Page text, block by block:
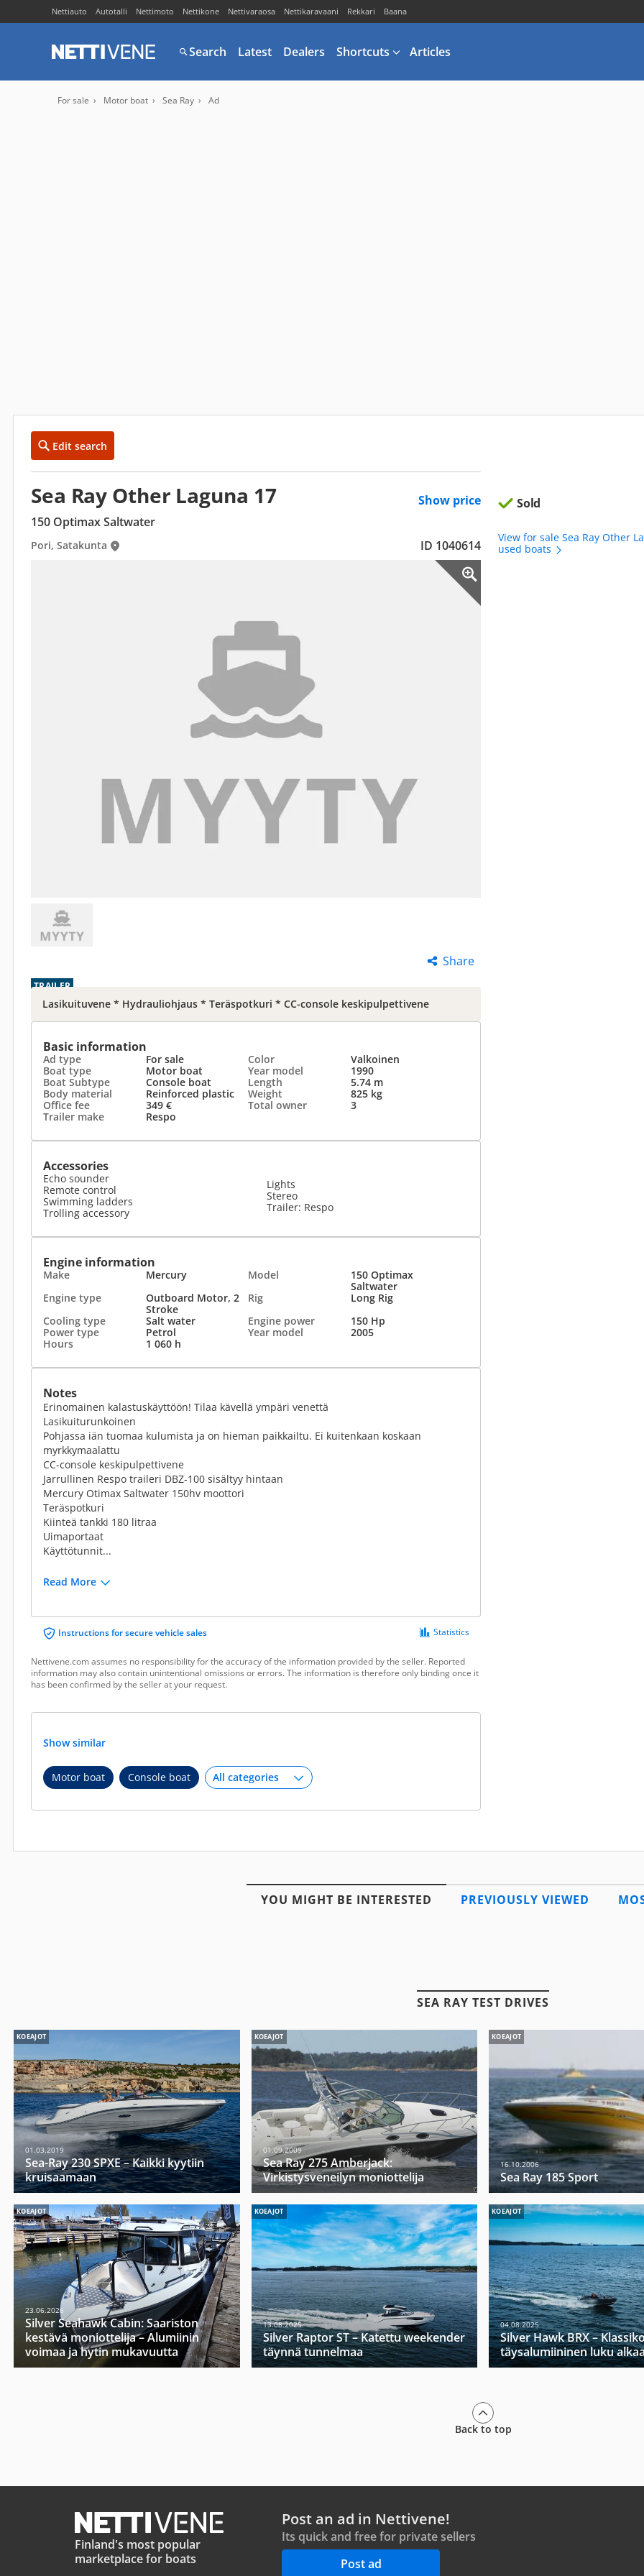
Nettiauto Autotalli Nettimoto Nettikone Nettivaraosa Nettikaravaani Rekkari Baana
Search Latest Dealers Shortcuts Articles
For sale Motor boat Sea Ray Ad
Edit search
Sea Ray Other Laguna 17
Show price
150 Optimax Saltwater
Pori, Satakunta ID 1040614
Share
TRAILER
Lasikuituvene * Hydrauliohjaus * Teräspotkuri * CC-console keskipulpettivene
Basic information
Ad type For sale Color
Valkoinen
Boat type
Motor boat Year model
1990
Boat Subtype
Console boat Length
5.74 m
Body material
Reinforced plastic Weight
825 kg
Office fee
349 € Total owner
3
Trailer make
Respo
Accessories
Echo sounder
Remote control
Swimming ladders
Trolling accessory
Lights
Stereo
Trailer: Respo
Engine information
Make Mercury Model
150 Optimax
Saltwater
Engine type
Outboard Motor, 2
Stroke
Rig
Long Rig
Cooling type
Salt water Engine power
150 Hp
Power type
Petrol Year model
2005
Hours
1 060 h
Notes
Erinomainen kalastuskäyttöön! Tilaa kävellä ympäri venettä
Lasikuiturunkoinen
Pohjassa iän tuomaa kulumista ja on hieman paikkailtu. Ei kuitenkaan koskaan
myrkkymaalattu
CC-console keskipulpettivene
Jarrullinen Respo traileri DBZ-100 sisältyy hintaan
Mercury Otimax Saltwater 150hv moottori
Teräspotkuri
Kiinteä tankki 180 litraa
Uimaportaat
Käyttötunnit...
Read More
Instructions for secure vehicle sales Statistics
Nettivene.com assumes no responsibility for the accuracy of the information provided by the seller. Reported
information may also contain unintentional omissions or errors. The information is therefore only binding once it
has been confirmed by the seller at your request.
Show similar
Motor boat Console boat
Sold
View for sale Sea Ray Other
used boats
YOU MIGHT BE INTERESTED PREVIOUSLY VIEWED
SEA RAY TEST DRIVES
KOEAJOT
01.03.2019
Sea-Ray 230 SPXE – Kaikki kyytiin
kruisaamaan
KOEAJOT
01.09.2009
Sea Ray 275 Amberjack:
Virkistysveneilyn moniottelija
KOEAJOT
16.10.2006
Sea Ray 185 Sport
KOEAJOT
23.06.2026
Silver Seahawk Cabin: Saariston
kestävä moniottelija – Alumiinin
voimaa ja hytin mukavuutta
KOEAJOT
13.08.2025
Silver Raptor ST – Katettu weekender
täynnä tunnelmaa
KOEAJOT
04.08.2025
Silver Hawk BRX –
täysalumiininen luku
Back to top
Finland's most popular
marketplace for boats
Post an ad in Nettivene!
Its quick and free for private sellers
Post ad